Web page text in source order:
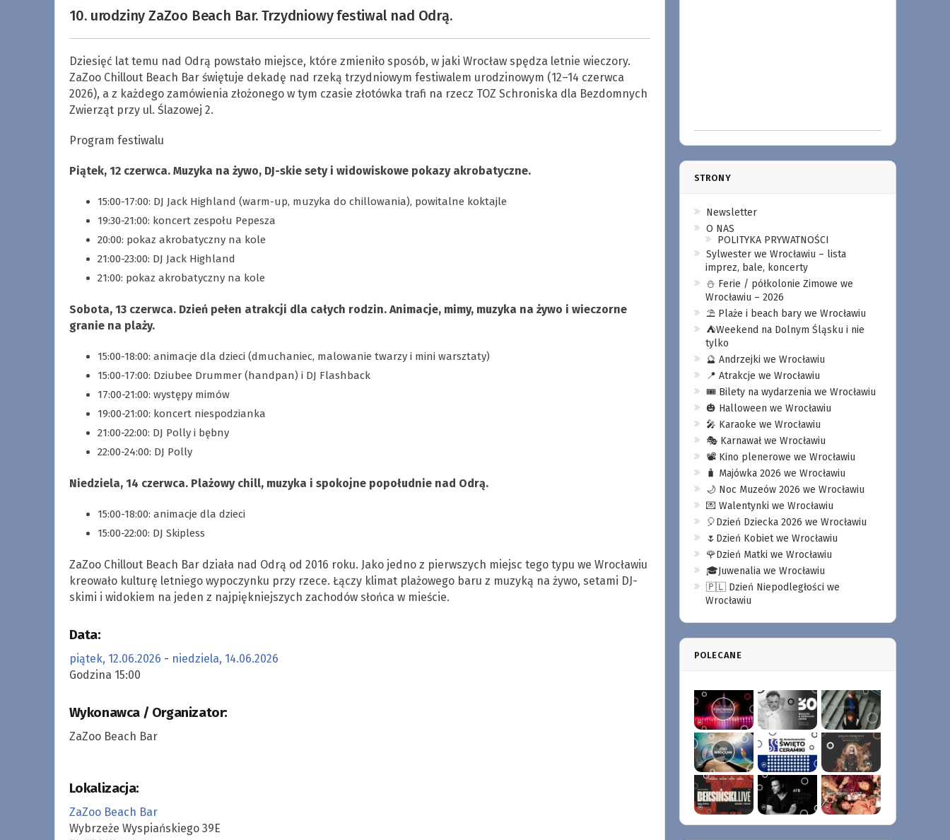
10. urodziny ZaZoo Beach Bar. Trzydniowy festiwal nad Odrą.
Dziesięć lat temu nad Odrą powstało miejsce, które zmieniło sposób, w jaki Wrocław spędza letnie wieczory.
ZaZoo Chillout Beach Bar świętuje dekadę nad rzeką trzydniowym festiwalem urodzinowym (12–14 czerwca
2026), a z każdego zamówienia złożonego w tym czasie złotówka trafi na rzecz TOZ Schroniska dla Bezdomnych
Zwierząt przy ul. Ślazowej 2.
Program festiwalu
Piątek, 12 czerwca. Muzyka na żywo, DJ-skie sety i widowiskowe pokazy akrobatyczne.
15:00-17:00: DJ Jack Highland (warm-up, muzyka do chillowania), powitalne koktajle
19:30-21:00: koncert zespołu Pepesza
20:00: pokaz akrobatyczny na kole
21:00-23:00: DJ Jack Highland
21:00: pokaz akrobatyczny na kole
Sobota, 13 czerwca. Dzień pełen atrakcji dla całych rodzin. Animacje, mimy, muzyka na żywo i wieczorne
granie na plaży.
15:00-18:00: animacje dla dzieci (dmuchaniec, malowanie twarzy i mini warsztaty)
15:00-17:00: Dziubee Drummer (handpan) i DJ Flashback
17:00-21:00: występy mimów
19:00-21:00: koncert niespodzianka
21:00-22:00: DJ Polly i bębny
22:00-24:00: DJ Polly
Niedziela, 14 czerwca. Plażowy chill, muzyka i spokojne popołudnie nad Odrą.
15:00-18:00: animacje dla dzieci
15:00-22:00: DJ Skipless
ZaZoo Chillout Beach Bar działa nad Odrą od 2016 roku. Jako jedno z pierwszych miejsc tego typu we Wrocławiu
kreowało kulturę letniego wypoczynku przy rzece. Łączy klimat plażowego baru z muzyką na żywo, setami DJ-
skimi i widokiem na jeden z najpiękniejszych zachodów słońca w mieście.
Data:
piątek, 12.06.2026 - niedziela, 14.06.2026
Godzina 15:00
Wykonawca / Organizator:
ZaZoo Beach Bar
Lokalizacja:
ZaZoo Beach Bar
Wybrzeże Wyspiańskiego 39E
STRONY
Newsletter
O NAS
POLITYKA PRYWATNOŚCI
Sylwester we Wrocławiu – lista
imprez, bale, koncerty
⛄️ Ferie / półkolonie Zimowe we
Wrocławiu – 2026
⛱️ Plaże i beach bary we Wrocławiu
⛺️Weekend na Dolnym Śląsku i nie
tylko
🔮 Andrzejki we Wrocławiu
📍 Atrakcje we Wrocławiu
🎟️ Bilety na wydarzenia we Wrocławiu
🎃 Halloween we Wrocławiu
🎤 Karaoke we Wrocławiu
🎭 Karnawał we Wrocławiu
📽️ Kino plenerowe we Wrocławiu
🧳 Majówka 2026 we Wrocławiu
🌙 Noc Muzeów 2026 we Wrocławiu
💌 Walentynki we Wrocławiu
🎈Dzień Dziecka 2026 we Wrocławiu
🌷Dzień Kobiet we Wrocławiu
🌹Dzień Matki we Wrocławiu
🎓Juwenalia we Wrocławiu
🇵🇱 Dzień Niepodległości we
Wrocławiu
POLECANE